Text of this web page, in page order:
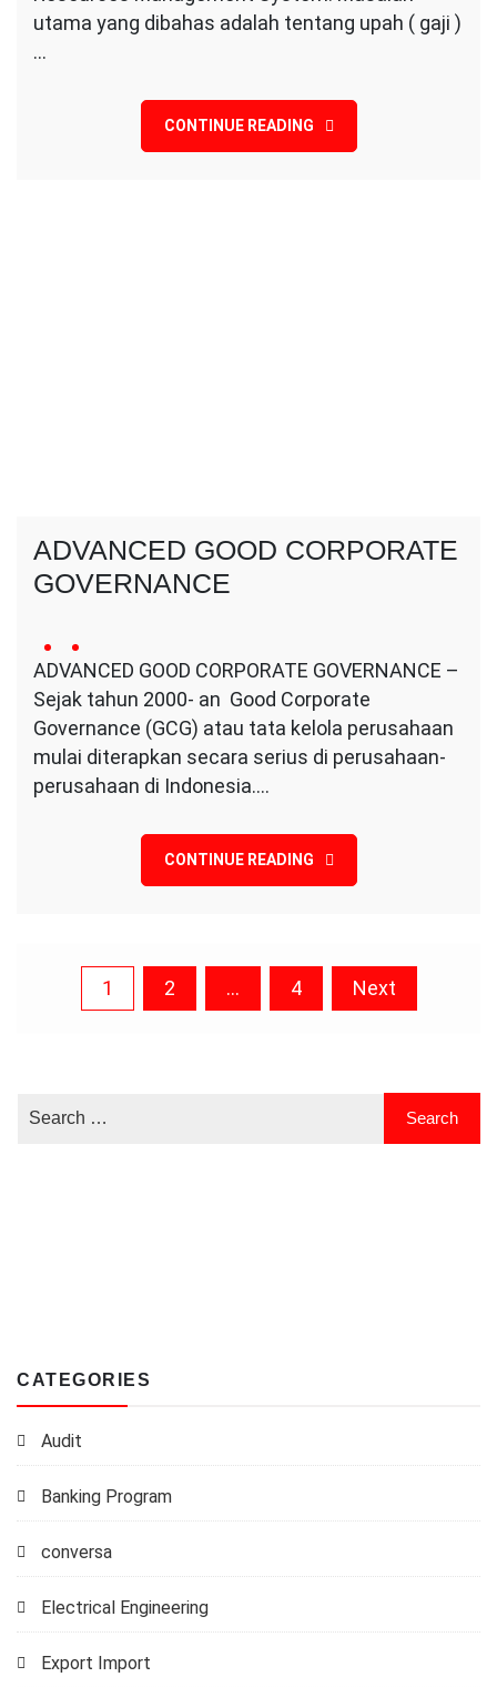
utama yang dibahas adalah tentang upah ( gaji )
…
CONTINUE READING
ADVANCED GOOD CORPORATE
GOVERNANCE
March
2024
Conversa
Indotama
comment
on
ADVANCED
CORPORATE
GOVERNANCE
ADVANCED GOOD CORPORATE GOVERNANCE –
Sejak tahun 2000- an Good Corporate
Governance (GCG) atau tata kelola perusahaan
mulai diterapkan secara serius di perusahaan-
perusahaan di Indonesia.…
CONTINUE READING
Posts
1 2 … 4 Next
CATEGORIES
Audit
Banking Program
conversa
Electrical Engineering
Export Import